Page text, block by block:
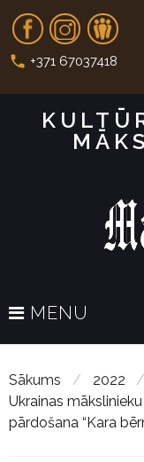
t
Fb In Dr
call +371 67037418
MENU
Sākums / 2022 /
Ukrainas
pārdošana “Kara